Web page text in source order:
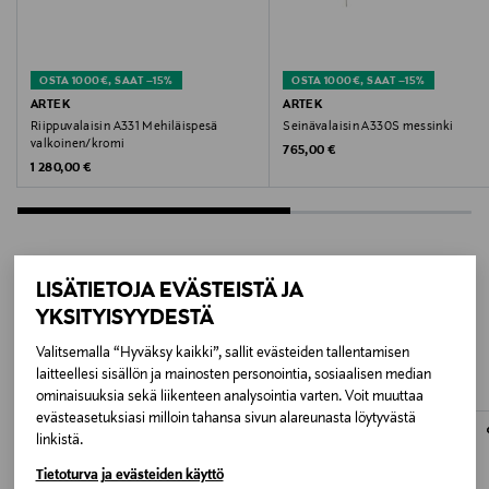
LISÄTIETOJA EVÄSTEISTÄ JA
YKSITYISYYDESTÄ
Valitsemalla “Hyväksy kaikki”, sallit evästeiden tallentamisen
laitteellesi sisällön ja mainosten personointia, sosiaalisen median
ominaisuuksia sekä liikenteen analysointia varten. Voit muuttaa
evästeasetuksiasi milloin tahansa sivun alareunasta löytyvästä
linkistä.
Tietoturva ja evästeiden käyttö
Valmistaja
Serax NV
Digitaalinen osoite
info@serax.com
Avainsanat
valerie_objects, Muller Van Severen, teräsvalaisin,
riippuvalaisin, valaisin, lamppu
OSTA 1000€, SAAT –15%
ARTEK
Riippuvalaisin A331 Mehiläispesä
valkoinen/kromi
Original Price
1 280,00 €
OSTA 1000€, SAAT –15%
ARTEK
Seinävalaisin A330S messinki
Original Price
765,00 €
LISÄÄ KIINNOSTAVIA
TUOTTEITA